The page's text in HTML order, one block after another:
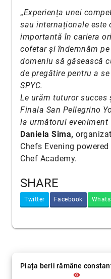
„Experiența unei
sau internaționale este
importantă în cariera
cofetar și îndemnăm
domeniu să găsească
de pregătire pentru a
SPYC.
Le urăm tuturor succes
Finala San Pellegrino
la următorul eveniment
Daniela Sima,
Chefs Evening
Chef Academy.
SHARE
Twitter Facebook
Piața berii rămâne
visibility